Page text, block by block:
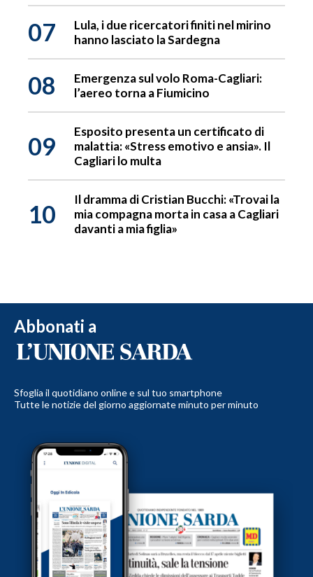
07
Lula, i due ricercatori finiti nel mirino
hanno lasciato la Sardegna
08
Emergenza sul volo Roma-Cagliari:
l’aereo torna a Fiumicino
09
Esposito presenta un certificato di
malattia: «Stress emotivo e ansia». Il
Cagliari lo multa
10
Il dramma di Cristian Bucchi: «Trovai la
mia compagna morta in casa a Cagliari
davanti a mia figlia»
Abbonati a
Sfoglia il quotidiano online e sul tuo smartphone
Tutte le notizie del giorno aggiornate minuto per minuto